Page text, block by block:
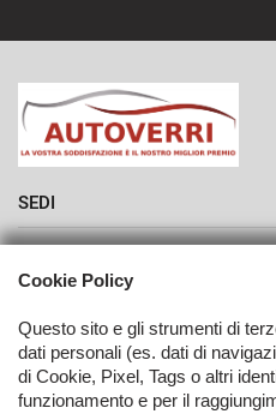
SEDI
Sede di Como
AZIENDA
Contatti
Cookie Policy
Questo sito e gli strumenti di
dati personali (es. dati di
di Cookie, Pixel, Tags o altri
funzionamento e per il